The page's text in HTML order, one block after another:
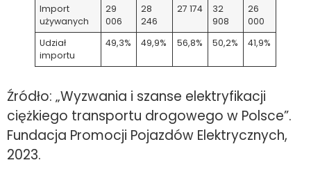
Import
używanych
29
006
28
246
27 174
32
908
26
000
Udział
importu
49,3% 49,9% 56,8% 50,2% 41,9%
Źródło: „Wyzwania i szanse elektryfikacji
ciężkiego transportu drogowego w Polsce”.
Fundacja Promocji Pojazdów Elektrycznych,
2023.